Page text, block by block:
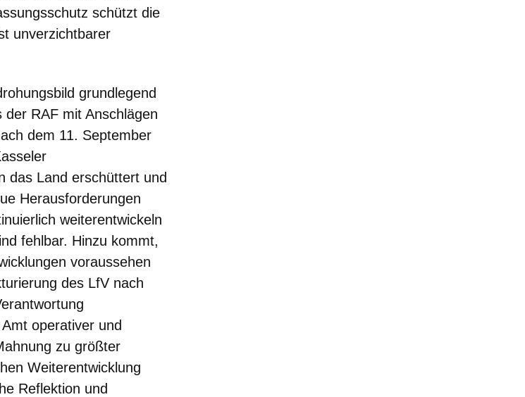
schützt die
unverzichtbarer
grundlegend
RAF mit Anschlägen
dem 11. September
das Land erschüttert und
Herausforderungen
weiterentwickeln
fehlbar. Hinzu kommt,
voraussehen
des LfV nach
operativer und
zu größter
Weiterentwicklung
Reflektion und